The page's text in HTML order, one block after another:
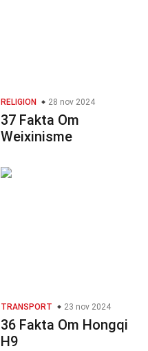
RELIGION 28 nov 2024
37 Fakta Om
Weixinisme
TRANSPORT 23 nov 2024
36 Fakta Om Hongqi
H9